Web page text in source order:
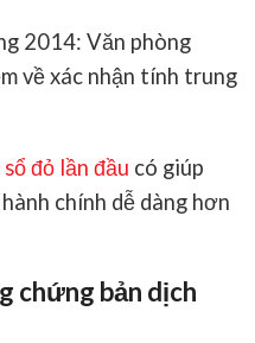
2014: Văn phòng
về xác nhận tính trung
đỏ lần đầu có giúp
chính dễ dàng hơn
chứng bản dịch